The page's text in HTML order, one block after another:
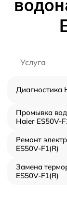
Услуга
Диагностика
Промывка
Haier ES50V-
Ремонт
ES50V-F1(R)
Замена
ES50V-F1(R)